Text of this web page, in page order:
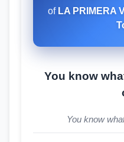
of LA PRIMERA
You know
You know